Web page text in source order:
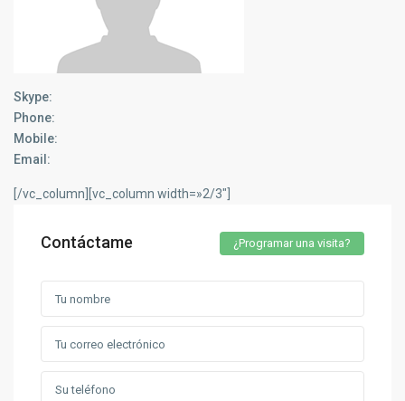
Skype:
Phone:
Mobile:
Email:
[/vc_column][vc_column width=»2/3″]
Contáctame ¿Programar una visita?